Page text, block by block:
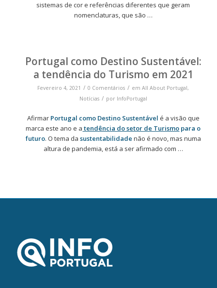
sistemas de cor e referências diferentes que geram
nomenclaturas, que são …
Portugal como Destino Sustentável:
a tendência do Turismo em 2021
Fevereiro 4, 2021 / 0 Comentários / emAll About Portugal,
Notícias / por InfoPortugal
AfirmarPortugal como Destino Sustentável é a visão que
marca este ano e a tendência do setor de Turismo para o
futuro. O tema da sustentabilidade não é novo, mas numa
altura de pandemia, está a ser afirmado com …